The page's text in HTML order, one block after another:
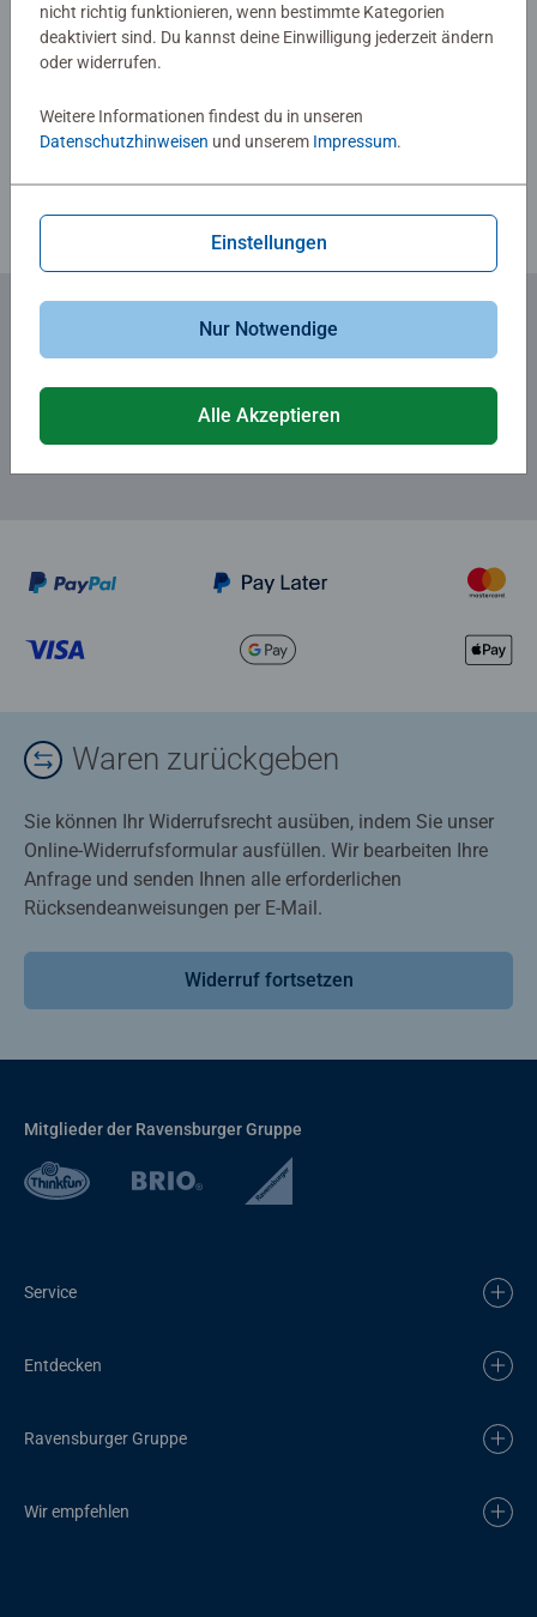
... und 5 € Gutschein sichern!
Waren zurückgeben
Sie können Ihr Widerrufsrecht ausüben, indem Sie unser
Online-Widerrufsformular ausfüllen. Wir bearbeiten Ihre
Anfrage und senden Ihnen alle erforderlichen
Rücksendeanweisungen per E-Mail.
Widerruf fortsetzen
Mitglieder der Ravensburger Gruppe
Service
Entdecken
Ravensburger Gruppe
Wir empfehlen
nicht richtig funktionieren, wenn bestimmte Kategorien
deaktiviert sind. Du kannst deine Einwilligung jederzeit ändern
oder widerrufen.
Weitere Informationen findest du in unseren
Datenschutzhinweisen und unserem Impressum.
Einstellungen
Nur Notwendige
Alle Akzeptieren